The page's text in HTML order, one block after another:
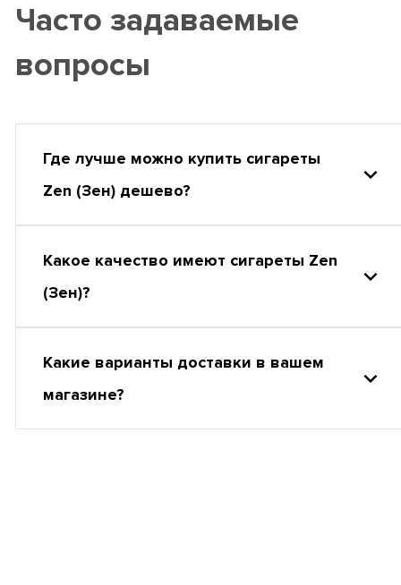
Часто задаваемые
вопросы
Где лучше можно купить сигареты
Zen (Зен) дешево?
Какое качество имеют сигареты Zen
(Зен)?
Какие варианты доставки в вашем
магазине?